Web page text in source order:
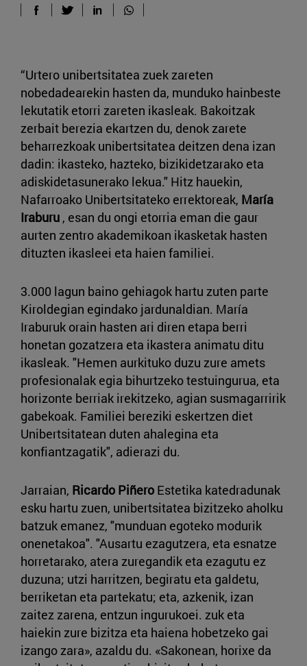
“Urtero unibertsitatea zuek zareten
nobedadearekin hasten da, munduko hainbeste
lekutatik etorri zareten ikasleak. Bakoitzak
zerbait berezia ekartzen du, denok zarete
beharrezkoak unibertsitatea deitzen dena izan
dadin: ikasteko, hazteko, bizikidetzarako eta
adiskidetasunerako lekua." Hitz hauekin,
Nafarroako Unibertsitateko errektoreak, María
Iraburu , esan du ongi etorria eman die gaur
aurten zentro akademikoan ikasketak hasten
dituzten ikasleei eta haien familiei.
3.000 lagun baino gehiagok hartu zuten parte
Kiroldegian egindako jardunaldian. María
Iraburuk orain hasten ari diren etapa berri
honetan gozatzera eta ikastera animatu ditu
ikasleak. "Hemen aurkituko duzu zure amets
profesionalak egia bihurtzeko testuingurua, eta
horizonte berriak irekitzeko, agian susmagarririk
gabekoak. Familiei bereziki eskertzen diet
Unibertsitatean duten ahalegina eta
konfiantzagatik", adierazi du.
Jarraian, Ricardo Piñero Estetika katedradunak
esku hartu zuen, unibertsitatea bizitzeko aholku
batzuk emanez, "munduan egoteko modurik
onenetakoa". "Ausartu ezagutzera, eta esnatze
horretarako, atera zuregandik eta ezagutu ez
duzuna; utzi harritzen, begiratu eta galdetu,
berriketan eta partekatu; eta, azkenik, izan
zaitez zarena, entzun ingurukoei. zuk eta
haiekin zure bizitza eta haiena hobetzeko gai
izango zara», azaldu du. «Sakonean, horixe da